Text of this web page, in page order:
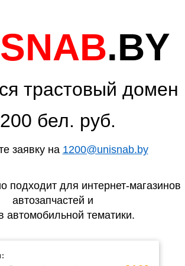
.BY
трастовый домен
бел. руб.
заявку на 1200@unisnab.by
подходит для интернет-магазинов
автозапчастей и
автомобильной тематики.